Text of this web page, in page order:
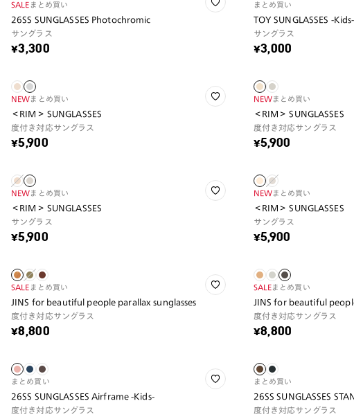
SALE まとめ買い
26SS SUNGLASSES Photochromic
サングラス
¥3,300
まとめ買い
TOY SUNGLASSES -Kids-
サングラス
¥3,000
NEWまとめ買い
＜RIM＞ SUNGLASSES
度付き対応サングラス
¥5,900
NEWまとめ買い
＜RIM＞ SUNGLASSES
度付き対応サングラス
¥5,900
NEWまとめ買い
＜RIM＞ SUNGLASSES
サングラス
¥5,900
NEWまとめ買い
＜RIM＞ SUNGLASSES
サングラス
¥5,900
SALE まとめ買い
JINS for beautiful people parallax sunglasses
度付き対応サングラス
¥8,800
SALEまとめ買い
JINS for beautiful
度付き対応サングラス
¥8,800
まとめ買い
26SS SUNGLASSES Airframe -Kids-
度付き対応サングラス
まとめ買い
26SS SUNGLASSES
度付き対応サングラス